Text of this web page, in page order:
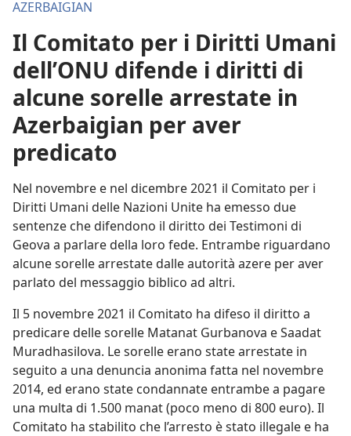
AZERBAIGIAN
Il Comitato per i Diritti Umani
dell’ONU difende i diritti di
alcune sorelle arrestate in
Azerbaigian per aver
predicato
Nel novembre e nel dicembre 2021 il Comitato per i
Diritti Umani delle Nazioni Unite ha emesso due
sentenze che difendono il diritto dei Testimoni di
Geova a parlare della loro fede. Entrambe riguardano
alcune sorelle arrestate dalle autorità azere per aver
parlato del messaggio biblico ad altri.
Il 5 novembre 2021 il Comitato ha difeso il diritto a
predicare delle sorelle Matanat Gurbanova e Saadat
Muradhasilova. Le sorelle erano state arrestate in
seguito a una denuncia anonima fatta nel novembre
2014, ed erano state condannate entrambe a pagare
una multa di 1.500 manat (poco meno di 800 euro). Il
Comitato ha stabilito che l’arresto è stato illegale e ha